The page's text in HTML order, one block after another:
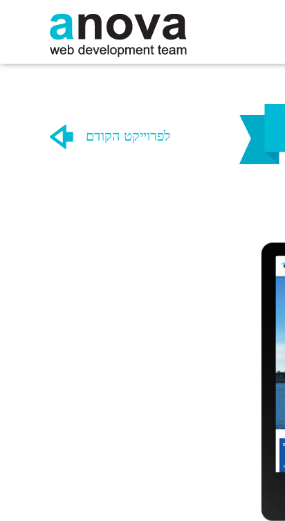
לפרוייקט הקודם